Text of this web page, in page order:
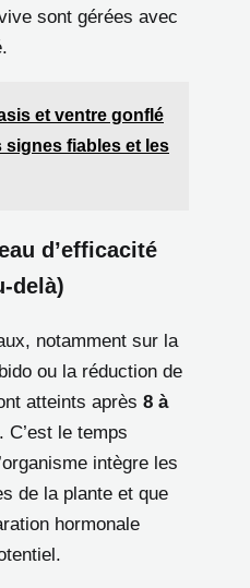
sont gérées avec
et ventre gonflé
signes fiables et les
d’efficacité
delà)
notamment sur la
ou la réduction de
atteints après 8 à
. C’est le temps
intègre les
de la plante et que
hormonale